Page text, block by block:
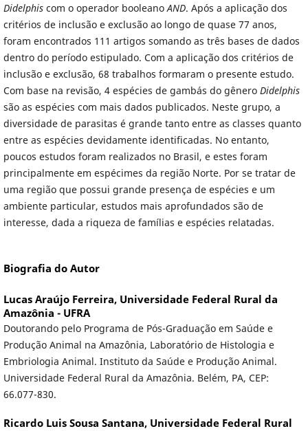
Didelphiscom o operador booleano AND. Após a aplicação dos
critérios de inclusão e exclusão ao longo de quase 77 anos,
foram encontrados 111 artigos somando as três bases de dados
dentro do período estipulado. Com a aplicação dos critérios de
inclusão e exclusão, 68 trabalhos formaram o presente estudo.
Com base na revisão, 4 espécies de gambás do gênero Didelphis
são as espécies com mais dados publicados. Neste grupo, a
diversidade de parasitas é grande tanto entre as classes quanto
entre as espécies devidamente identificadas. No entanto,
poucos estudos foram realizados no Brasil, e estes foram
principalmente em espécimes da região Norte. Por se tratar de
uma região que possui grande presença de espécies e um
ambiente particular, estudos mais aprofundados são de
interesse, dada a riqueza de famílias e espécies relatadas.
Biografia do Autor
Lucas Araújo Ferreira, Universidade Federal Rural da
Amazônia - UFRA
Doutorando pelo Programa de Pós-Graduação em Saúde e
Produção Animal na Amazônia, Laboratório de Histologia e
Embriologia Animal. Instituto da Saúde e Produção Animal.
Universidade Federal Rural da Amazônia. Belém, PA, CEP:
66.077-830.
Ricardo Luis Sousa Santana, Universidade Federal Rural